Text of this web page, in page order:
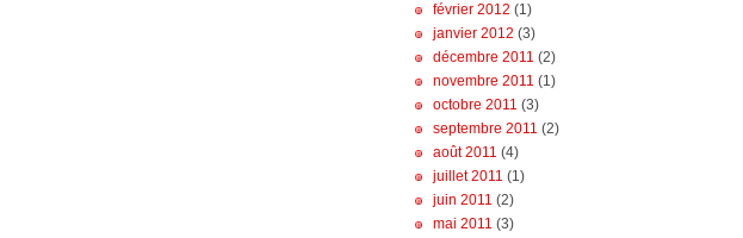
février 2012 (1)
janvier 2012 (3)
décembre 2011 (2)
novembre 2011 (1)
octobre 2011 (3)
septembre 2011 (2)
août 2011 (4)
juillet 2011 (1)
juin 2011 (2)
mai 2011 (3)